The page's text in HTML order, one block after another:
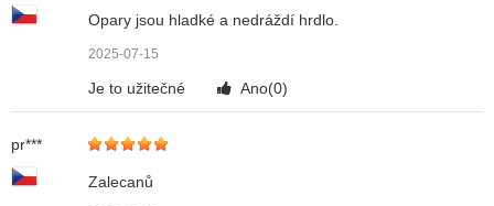
Opary jsou hladké a nedráždí hrdlo.
2025-07-15
Je to užitečné Ano(0)
pr***
Zalecanů